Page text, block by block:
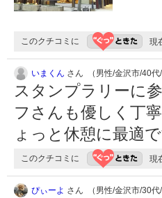
このクチコミに 現
いまくん さん （男性/金沢市/40代/
スタンプラリーに
フさんも優しく丁
ょっと休憩に最適で
このクチコミに 現
ぴぃーよ さん （男性/金沢市/30代/